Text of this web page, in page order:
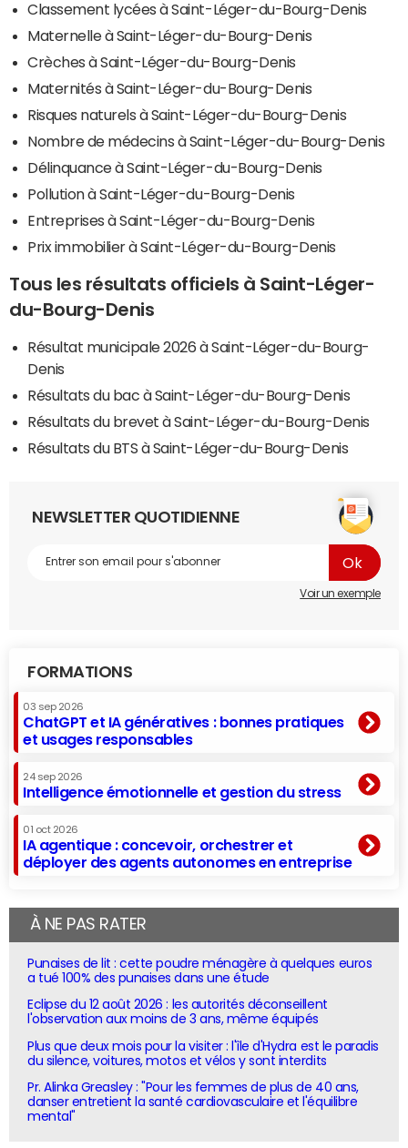
Classement lycées à Saint-Léger-du-Bourg-Denis
Maternelle à Saint-Léger-du-Bourg-Denis
Crèches à Saint-Léger-du-Bourg-Denis
Maternités à Saint-Léger-du-Bourg-Denis
Risques naturels à Saint-Léger-du-Bourg-Denis
Nombre de médecins à Saint-Léger-du-Bourg-Denis
Délinquance à Saint-Léger-du-Bourg-Denis
Pollution à Saint-Léger-du-Bourg-Denis
Entreprises à Saint-Léger-du-Bourg-Denis
Prix immobilier à Saint-Léger-du-Bourg-Denis
Tous les résultats officiels à Saint-Léger-
du-Bourg-Denis
Résultat municipale 2026 à Saint-Léger-du-Bourg-
Denis
Résultats du bac à Saint-Léger-du-Bourg-Denis
Résultats du brevet à Saint-Léger-du-Bourg-Denis
Résultats du BTS à Saint-Léger-du-Bourg-Denis
NEWSLETTER QUOTIDIENNE
Voir un exemple
FORMATIONS
03 sep 2026
ChatGPT et IA génératives : bonnes pratiques
et usages responsables
24 sep 2026
Intelligence émotionnelle et gestion du stress
01 oct 2026
IA agentique : concevoir, orchestrer et
déployer des agents autonomes en entreprise
À NE PAS RATER
Punaises de lit : cette poudre ménagère à quelques euros
a tué 100% des punaises dans une étude
Eclipse du 12 août 2026 : les autorités déconseillent
l'observation aux moins de 3 ans, même équipés
Plus que deux mois pour la visiter : l'île d'Hydra est le paradis
du silence, voitures, motos et vélos y sont interdits
Pr. Alinka Greasley : "Pour les femmes de plus de 40 ans,
danser entretient la santé cardiovasculaire et l'équilibre
mental"